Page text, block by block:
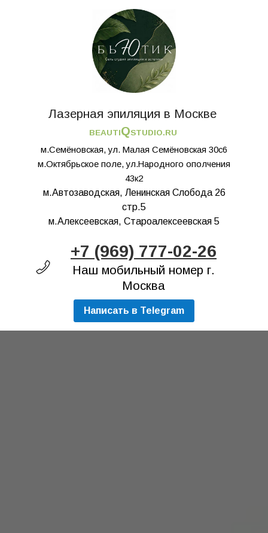
Лазерная эпиляция в Москве
BEAUTIQSTUDIO.RU
м.Семёновская, ул. Малая Семёновская 30с6
м.Октябрьское поле, ул.Народного ополчения
43к2
м.Автозаводская, Ленинская Слобода 26
стр.5
м.Алексеевская, Староалексеевская 5
+7 (969) 777-02-26
Наш мобильный номер г.
Москва
Написать в Telegram